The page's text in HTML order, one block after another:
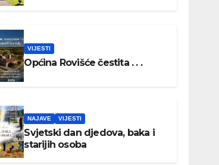
VIJESTI
Općina Rovišće čestita . . .
NAJAVE VIJESTI
Svjetski dan djedova, baka i
starijih osoba